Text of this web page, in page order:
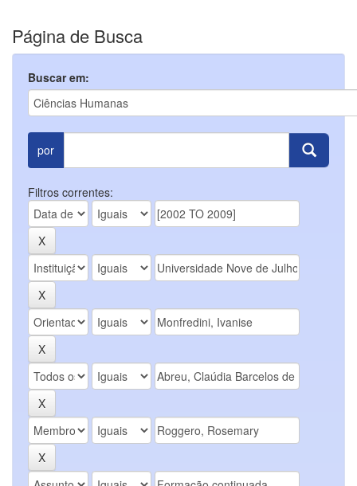
Página de Busca
Buscar em:
por
Filtros correntes: